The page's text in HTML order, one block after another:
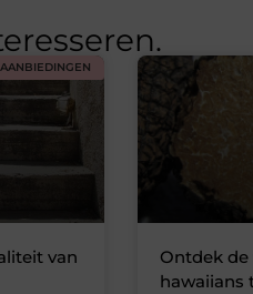
AANBIEDINGEN
van
Ontdek
hawaiians